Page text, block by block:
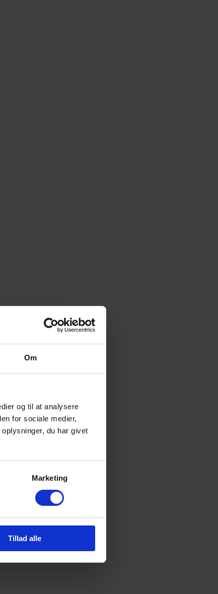
Om
og til at analysere
for sociale medier,
du har givet
Marketing
Tillad alle